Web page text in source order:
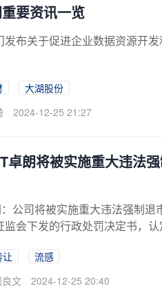
要资讯一览
发布关于促进企业数据资源开
大湖股份
2024-12-25 21:27
卓朗将被实施重大违法
：公司将被实施重大违法强制
监会下发的行政处罚决定书，
让
流感
文 2024-12-25 20:40